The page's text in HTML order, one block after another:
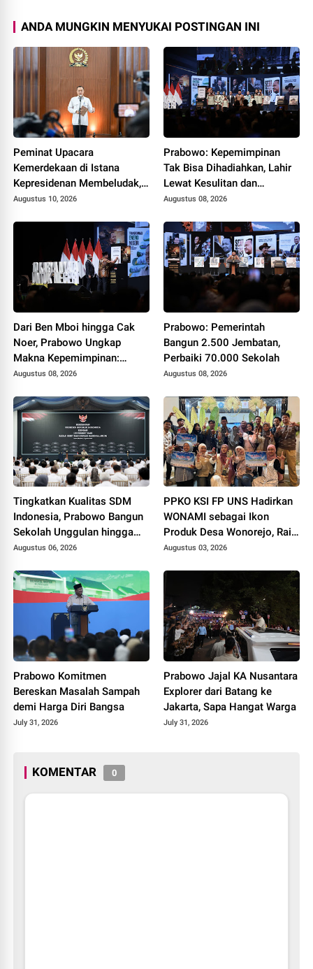
ANDA MUNGKIN MENYUKAI POSTINGAN INI
Peminat Upacara
Kemerdekaan di Istana
Kepresidenan Membeludak,
Tembus 336 Ribu Pendaftar!
Augustus 10, 2026
Prabowo: Kepemimpinan
Tak Bisa Dihadiahkan, Lahir
Lewat Kesulitan dan
Keberanian
Augustus 08, 2026
Dari Ben Mboi hingga Cak
Noer, Prabowo Ungkap
Makna Kepemimpinan:
Bekerja, Cintai Rakyat &
Augustus 08, 2026
Prabowo: Pemerintah
Bangun 2.500 Jembatan,
Perbaiki 70.000 Sekolah
Augustus 08, 2026
Tingkatkan Kualitas SDM
Indonesia, Prabowo Bangun
Sekolah Unggulan hingga
Undang Universitas Terbaik
Augustus 06, 2026
PPKO KSI FP UNS Hadirkan
WONAMI sebagai Ikon
Produk Desa Wonorejo, Raih
Tiga Penghargaan di
2026
Augustus 03, 2026
Prabowo Komitmen
Bereskan Masalah Sampah
demi Harga Diri Bangsa
July 31, 2026
Prabowo Jajal KA Nusantara
Explorer dari Batang ke
Jakarta, Sapa Hangat Warga
July 31, 2026
KOMENTAR 0